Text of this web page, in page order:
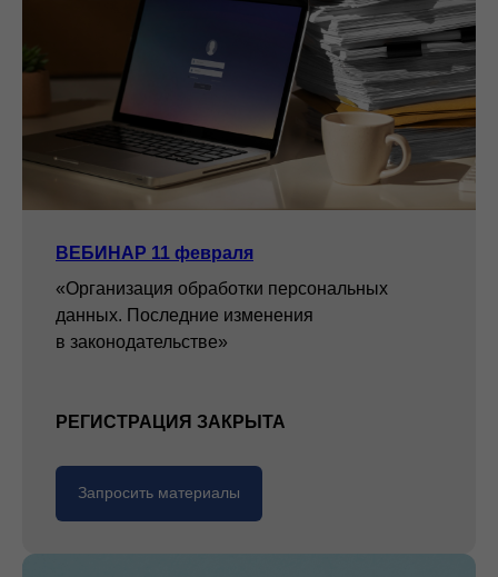
ВЕБИНАР 11 февраля
«Организация обработки персональных
данных. Последние изменения
в законодательстве»
РЕГИСТРАЦИЯ ЗАКРЫТА
Запросить материалы